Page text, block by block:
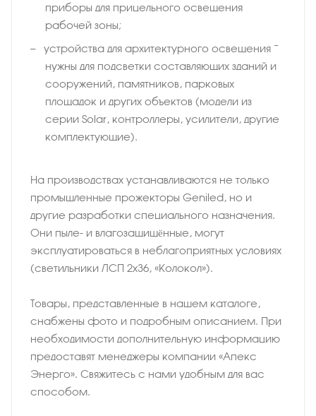
приборы для прицельного освещения
рабочей зоны;
устройства для архитектурного освещения −
нужны для подсветки составляющих зданий и
сооружений, памятников, парковых
площадок и других объектов (модели из
серии Solar, контроллеры, усилители, другие
комплектующие).
На производствах устанавливаются не только
промышленные прожекторы Geniled, но и
другие разработки специального назначения.
Они пыле- и влагозащищённые, могут
эксплуатироваться в неблагоприятных условиях
(светильники ЛСП 2х36, «Колокол»).
Товары, представленные в нашем каталоге,
снабжены фото и подробным описанием. При
необходимости дополнительную информацию
предоставят менеджеры компании «Апекс
Энерго». Свяжитесь с нами удобным для вас
способом.